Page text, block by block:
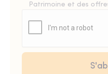
Patrimoine et des